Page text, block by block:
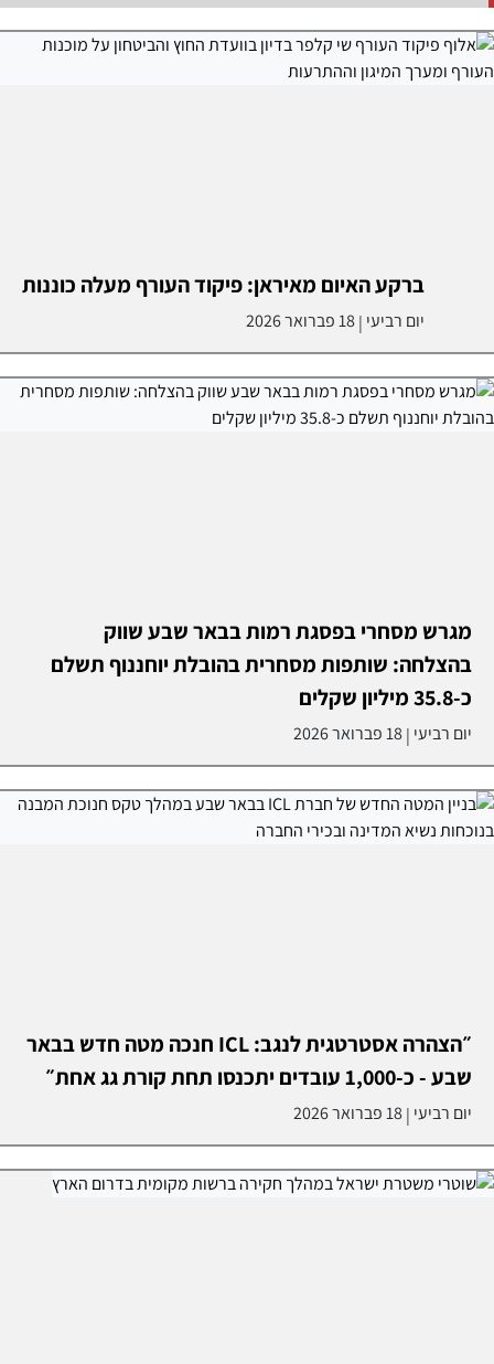
ברקע האיום מאיראן: פיקוד העורף מעלה כוננות
יום רביעי |18 פברואר 2026
מגרש מסחרי בפסגת רמות בבאר שבע שווק
בהצלחה: שותפות מסחרית בהובלת יוחננוף תשלם
כ-35.8 מיליון שקלים
יום רביעי |18 פברואר 2026
״הצהרה אסטרטגית לנגב: ICL חנכה מטה חדש בבאר
שבע - כ-1,000 עובדים יתכנסו תחת קורת גג אחת״
יום רביעי |18 פברואר 2026